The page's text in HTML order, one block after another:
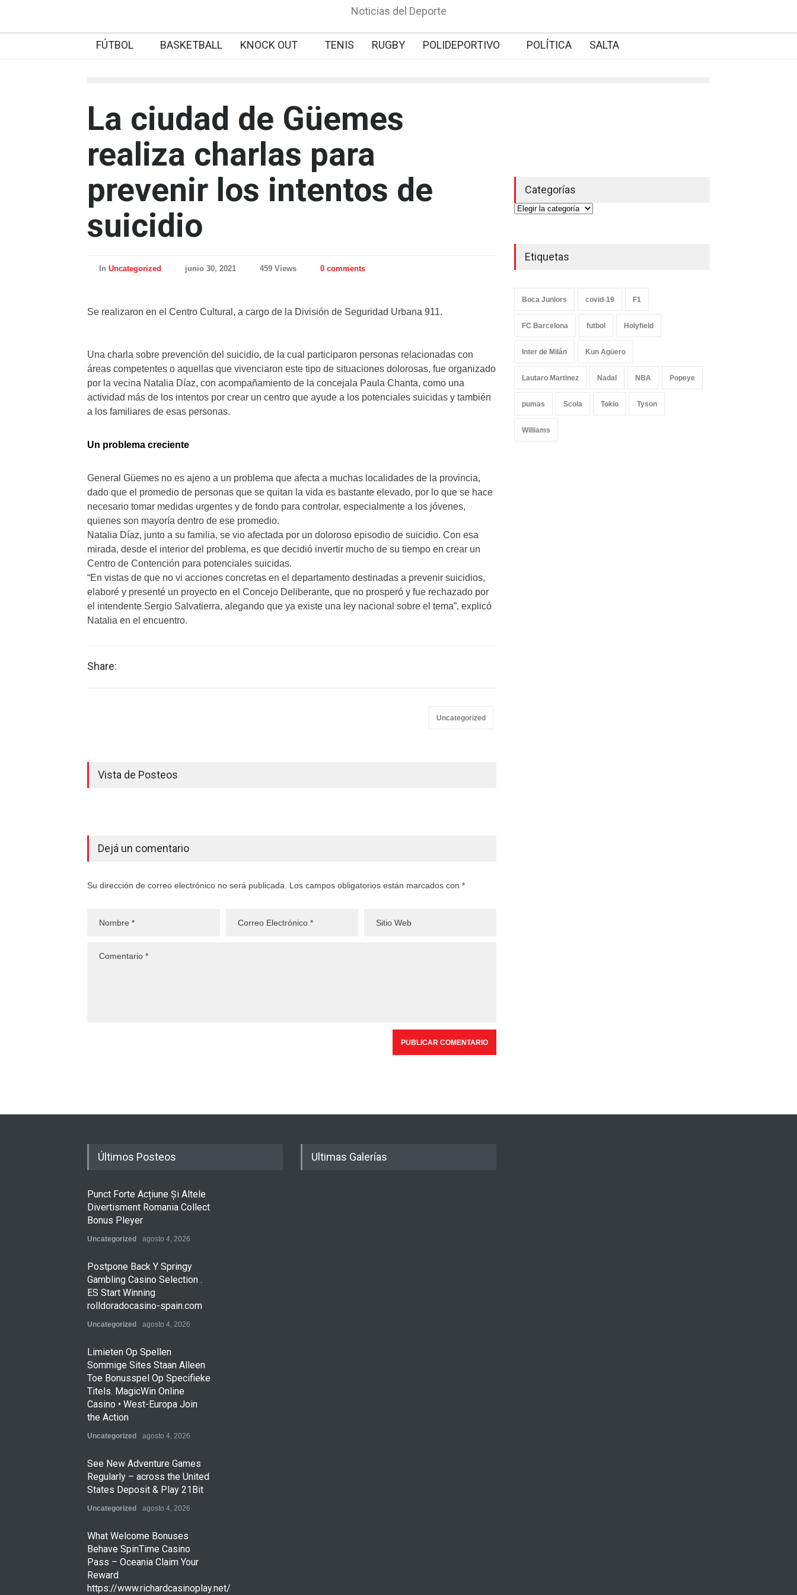
Noticias del Deporte
FÚTBOL BASKETBALL KNOCK OUT TENIS RUGBY POLIDEPORTIVO POLÍTICA SALTA
La ciudad de Güemes
realiza charlas para
prevenir los intentos de
suicidio
In Uncategorized junio 30, 2021 459 Views 0 comments
Se realizaron en el Centro Cultural, a cargo de la División de Seguridad Urbana 911.
Una charla sobre prevención del suicidio, de la cual participaron personas relacionadas con
áreas competentes o aquellas que vivenciaron este tipo de situaciones dolorosas, fue organizado
por la vecina Natalia Díaz, con acompañamiento de la concejala Paula Chanta, como una
actividad más de los intentos por crear un centro que ayude a los potenciales suicidas y también
a los familiares de esas personas.
Un problema creciente
General Güemes no es ajeno a un problema que afecta a muchas localidades de la provincia,
dado que el promedio de personas que se quitan la vida es bastante elevado, por lo que se hace
necesario tomar medidas urgentes y de fondo para controlar, especialmente a los jóvenes,
quienes son mayoría dentro de ese promedio.
Natalia Díaz, junto a su familia, se vio afectada por un doloroso episodio de suicidio. Con esa
mirada, desde el interior del problema, es que decidió invertir mucho de su tiempo en crear un
Centro de Contención para potenciales suicidas.
“En vistas de que no vi acciones concretas en el departamento destinadas a prevenir suicidios,
elaboré y presenté un proyecto en el Concejo Deliberante, que no prosperó y fue rechazado por
el intendente Sergio Salvatierra, alegando que ya existe una ley nacional sobre el tema”, explicó
Natalia en el encuentro.
Share:
Uncategorized
Vista de Posteos
Dejá un comentario
Su dirección de correo electrónico no será publicada. Los campos obligatorios están marcados con *
Categorías
Categorías
Etiquetas
Boca Juniors covid-19 F1
FC Barcelona futbol Holyfield
Inter de Milán Kun Agüero
Lautaro Martinez Nadal NBA Popeye
pumas Scola Tokio Tyson
Williams
Últimos Posteos
Punct Forte Acțiune Și Altele
Divertisment Romania Collect
Bonus Pleyer
Uncategorized agosto 4, 2026
Postpone Back Y Springy
Gambling Casino Selection .
ES Start Winning
rolldoradocasino-spain.com
Uncategorized agosto 4, 2026
Limieten Op Spellen
Sommige Sites Staan ​​Alleen
Toe Bonusspel Op Specifieke
Titels. MagicWin Online
Casino • West-Europa Join
the Action
Uncategorized agosto 4, 2026
See New Adventure Games
Regularly – across the United
States Deposit & Play 21Bit
Uncategorized agosto 4, 2026
What Welcome Bonuses
Behave SpinTime Casino
Pass – Oceania Claim Your
Reward
https://www.richardcasinoplay.net/
Ultimas Galerías